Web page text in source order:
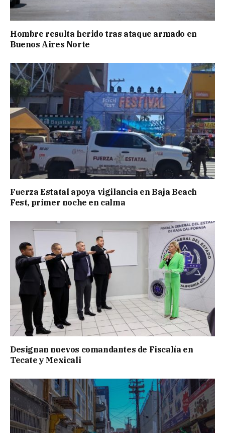
Hombre resulta herido tras ataque armado en
Buenos Aires Norte
Fuerza Estatal apoya vigilancia en Baja Beach
Fest, primer noche en calma
Designan nuevos comandantes de Fiscalía en
Tecate y Mexicali